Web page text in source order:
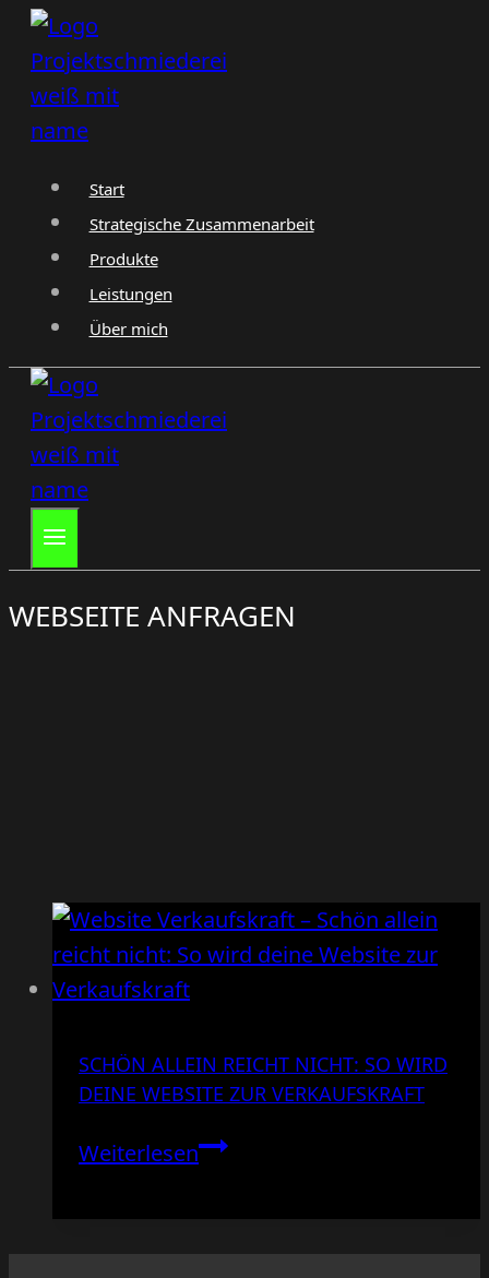
Zum
Inhalt
springen
Start
Strategische Zusammenarbeit
Produkte
Leistungen
Über mich
WEBSEITE ANFRAGEN
SCHÖN ALLEIN REICHT NICHT: SO WIRD
DEINE WEBSITE ZUR VERKAUFSKRAFT
WeiterlesenSchön
reicht
nicht: